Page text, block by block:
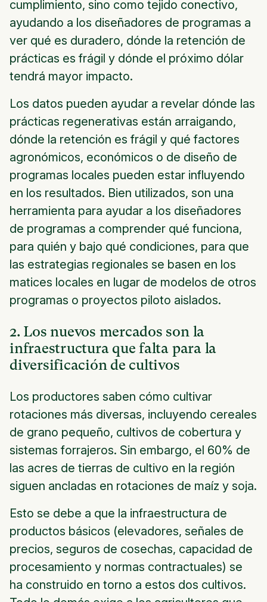
cumplimiento, sino como tejido conectivo,
ayudando a los diseñadores de programas a
ver qué es duradero, dónde la retención de
prácticas es frágil y dónde el próximo dólar
tendrá mayor impacto.
Los datos pueden ayudar a revelar dónde las
prácticas regenerativas están arraigando,
dónde la retención es frágil y qué factores
agronómicos, económicos o de diseño de
programas locales pueden estar influyendo
en los resultados. Bien utilizados, son una
herramienta para ayudar a los diseñadores
de programas a comprender qué funciona,
para quién y bajo qué condiciones, para que
las estrategias regionales se basen en los
matices locales en lugar de modelos de otros
programas o proyectos piloto aislados.
2. Los nuevos mercados son la
infraestructura que falta para la
diversificación de cultivos
Los productores saben cómo cultivar
rotaciones más diversas, incluyendo cereales
de grano pequeño, cultivos de cobertura y
sistemas forrajeros. Sin embargo, el 60% de
las acres de tierras de cultivo en la región
siguen ancladas en rotaciones de maíz y soja.
Esto se debe a que la infraestructura de
productos básicos (elevadores, señales de
precios, seguros de cosechas, capacidad de
procesamiento y normas contractuales) se
ha construido en torno a estos dos cultivos.